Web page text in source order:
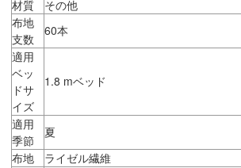
材質
その他
布地
支数
60本
適用
ベッ
ドサ
イズ
1.8 mベッド
適用
季節
夏
布地
ライゼル繊維